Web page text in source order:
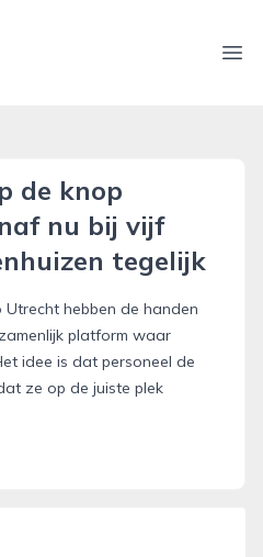
de knop
nu bij vijf
tegelijk
hebben de handen
platform waar
idee is dat personeel de
ze op de juiste plek